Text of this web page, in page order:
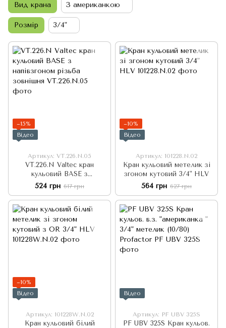
Вид крана З американкою
Розмір 3/4"
−15%
Відео
Артикул: VT.226.N.05
VT.226.N Valtec кран
кульовий BASE з
напівзгоном різьба
зовнішня
524 грн 617 грн
−10%
Відео
Артикул: 101228.N.02
Кран кульовий метелик зі
згоном кутовий 3/4" HLV
564 грн 627 грн
−10%
Відео
Артикул: 101228W.N.02
Кран кульовий білий
Відео
Артикул: PF UBV 325S
PF UBV 325S Кран кульов.